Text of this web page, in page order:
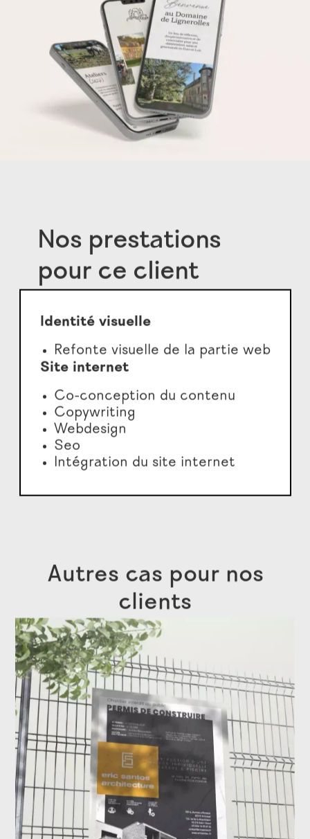
Nos prestations
pour ce client
Identité visuelle
Refonte visuelle de la partie web
Site internet
Co-conception du contenu
Copywriting
Webdesign
Seo
Intégration du site internet
Autres cas pour nos
clients